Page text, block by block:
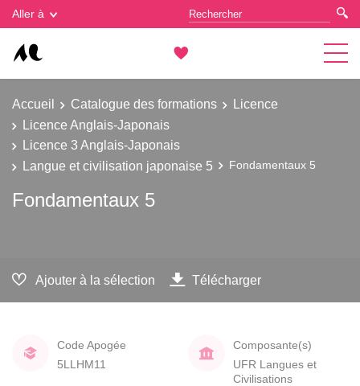
Aller à
Accueil Catalogue des formations
Licence
Licence Anglais-Japonais
Licence 3 Anglais-Japonais
Langue et civilisation japonaise 5
Fondamentaux 5
Fondamentaux 5
Ajouter à la sélection Télécharger
Code Apogée
5LLHM11
Composante(s)
UFR Langues et
Civilisations
Gestion des cookies